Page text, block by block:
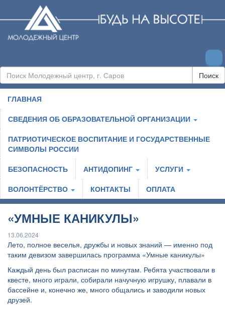
Поиск
ГЛАВНАЯ
СВЕДЕНИЯ ОБ ОБРАЗОВАТЕЛЬНОЙ ОРГАНИЗАЦИИ
ПАТРИОТИЧЕСКОЕ ВОСПИТАНИЕ И ГОСУДАРСТВЕННЫЕ
СИМВОЛЫ РОССИИ
БЕЗОПАСНОСТЬ
АНТИДОПИНГ
УСЛУГИ
ВОЛОНТЁРСТВО
КОНТАКТЫ ОПЛАТА
«УМНЫЕ КАНИКУЛЫ»
13.06.2024
Лето, полное веселья, дружбы и новых знаний — именно под
таким девизом завершилась программа «Умные каникулы»
Каждый день был расписан по минутам. Ребята участвовали в
квесте, много играли, собирали начучную игрушку, плавали в
бассейне и, конечно же, много общались и заводили новых
друзей.